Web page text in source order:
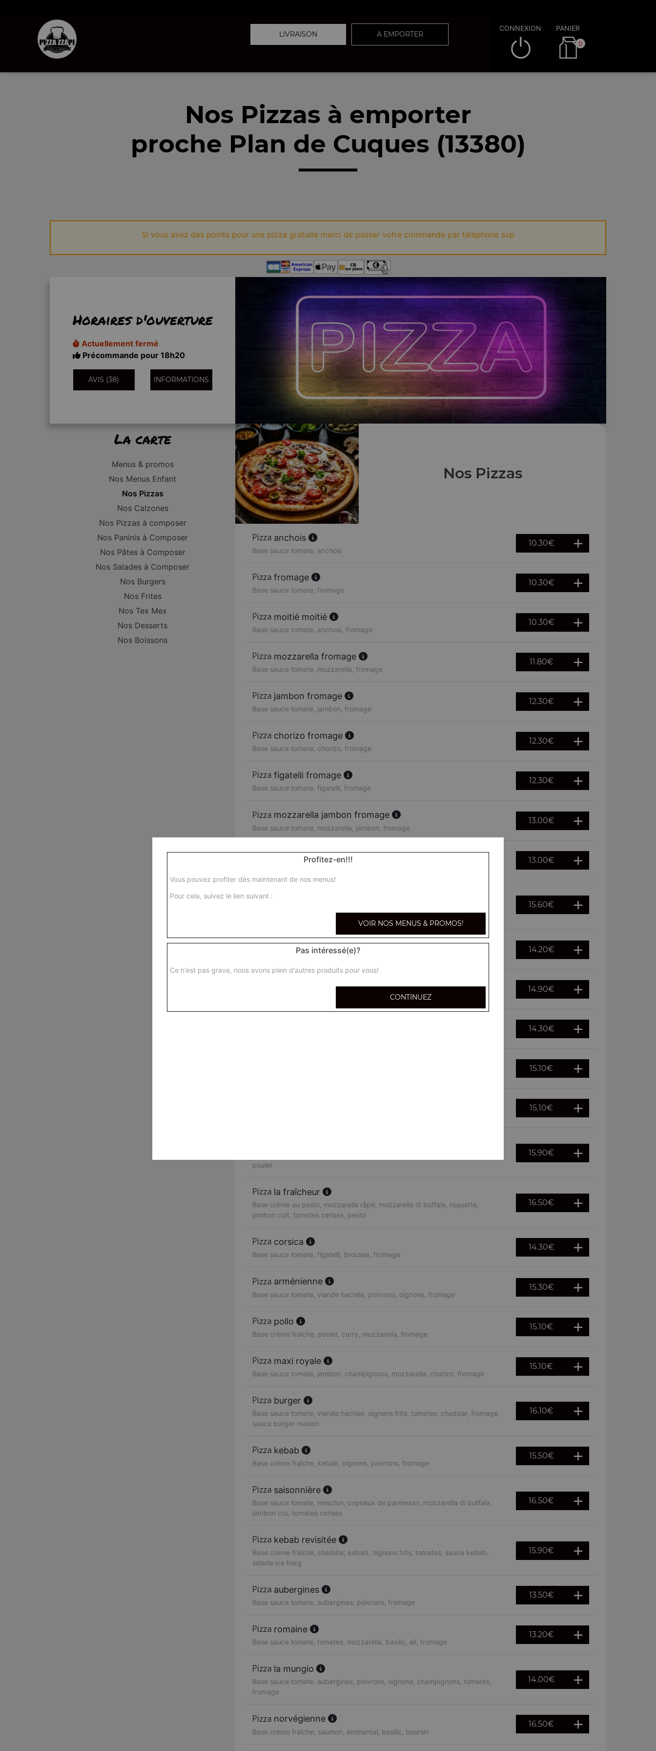
LIVRAISON A EMPORTER
CONNEXION PANIER
0
Nos Pizzas à emporter
proche Plan de Cuques (13380)
Si vous avez des points pour une pizza gratuite merci de passer votre commande par téléphone svp
Horaires d'ouverture
Actuellement fermé
Précommande pour 18h20
AVIS (38) INFORMATIONS
La carte
Menus & promos
Nos Menus Enfant
Nos Pizzas
Nos Calzones
Nos Pizzas à composer
Nos Paninis à Composer
Nos Pâtes à Composer
Nos Salades à Composer
Nos Burgers
Nos Frites
Nos Tex Mex
Nos Desserts
Nos Boissons
Nos Pizzas
anchois
Base sauce tomate, anchois
10.30€
fromage
Base sauce tomate, fromage
10.30€
moitié moitié
Base sauce tomate, anchois, fromage
10.30€
mozzarella fromage
Base sauce tomate, mozzarella, fromage
11.80€
jambon fromage
Base sauce tomate, jambon, fromage
12.30€
chorizo fromage
Base sauce tomate, chorizo, fromage
12.30€
figatelli fromage
Base sauce tomate, figatelli, fromage
12.30€
mozzarella jambon fromage
Base sauce tomate, mozzarella, jambon, fromage
13.00€
royale
13.00€
4 fromages revisitée
15.60€
chevrette
Base crème fraîche, chèvre, miel, amandes, fromage râpé
14.20€
Base sauce tomate, chèvre, roquefort, mozzarella, fromage
14.90€
14.30€
15.10€
15.10€
poulet
15.90€
la fraîcheur
Base crème au pesto, mozzarella râpé, mozzarella di buffala, roquette,
jambon cuit, tomates cerises, pesto
16.50€
corsica
Base sauce tomate, figatelli, brousse, fromage
14.30€
arménienne
Base sauce tomate, viande hachée, poivrons, oignons, fromage
15.30€
pollo
Base crème fraîche, poulet, curry, mozzarella, fromage
15.10€
maxi royale
Base sauce tomate, jambon, champignons, mozzarella, chorizo, fromage
15.10€
burger
Base sauce tomate, viande hachée, oignons frits, tomates, cheddar, fromage,
sauce burger maison
16.10€
kebab
Base crème fraîche, kebab, oignons, poivrons, fromage
15.50€
saisonnière
Base sauce tomate, mesclun, copeaux de parmesan, mozzarella di buffala,
jambon cru, tomates cerises
16.50€
kebab revisitée
Base crème fraîche, cheddar, kebab, oignons frits, tomates, sauce kebab,
salade ice berg
15.90€
aubergines
Base sauce tomate, aubergines, poivrons, fromage
13.50€
romaine
Base sauce tomate, tomates, mozzarella, basilic, ail, fromage
13.20€
la mungio
Base sauce tomate, aubergines, poivrons, oignons, champignons, tomates,
fromage
14.00€
norvégienne
Base crème fraîche, saumon, emmental, basilic, boursin
16.50€
Profitez-en!!!
Vous pouvez profiter dès maintenant de nos menus!
Pour cela, suivez le lien suivant :
VOIR NOS MENUS & PROMOS!
Pas intéressé(e)?
Ce n'est pas grave, nous avons plein d'autres produits pour vous!
CONTINUEZ